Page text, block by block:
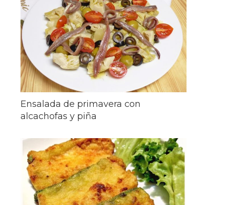
Ensalada de primavera con
alcachofas y piña